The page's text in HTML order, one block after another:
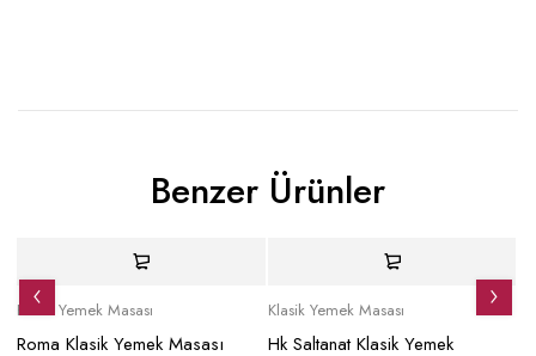
Benzer Ürünler
Klasik Yemek Masası
Roma Klasik Yemek Masası
Klasik Yemek Masası
Hk Saltanat Klasik Yemek